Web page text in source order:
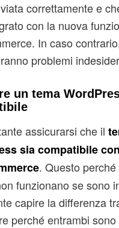
correttamente e
con la nuova
In caso
problemi
un tema
assicurarsi che il
sia compatibile con
. Questo
funzionano se sono
capire la differenza
perché entrambi sono